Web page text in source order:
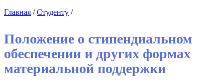
Главная /Студенту /
Положение о стипендиальном
обеспечении и других формах
материальной поддержки